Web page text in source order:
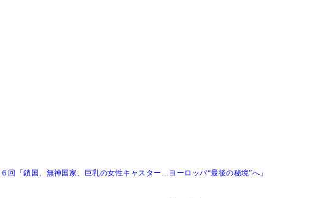
回「鎖国、無神国家、巨乳の女性キャスター…ヨーロッパ“最後の秘境”へ」